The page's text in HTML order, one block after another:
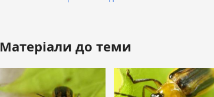
Матеріали до теми